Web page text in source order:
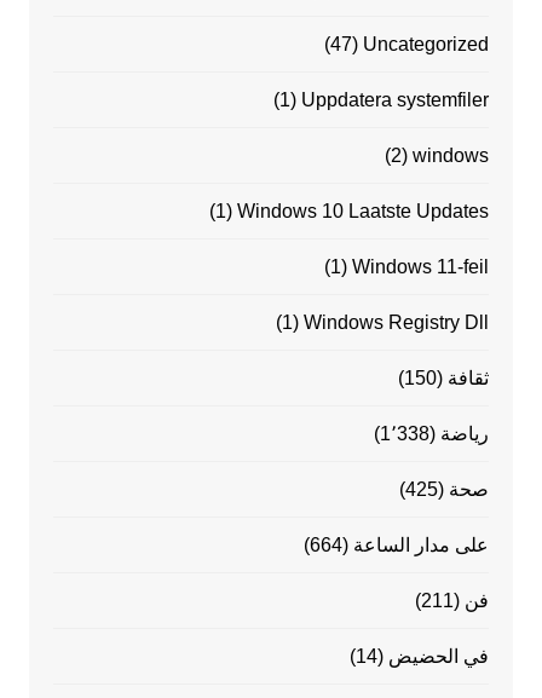
Uncategorized
(47)
Uppdatera systemfiler
(1)
windows
(2)
Windows 10 Laatste Updates
(1)
Windows 11-feil
(1)
Windows Registry Dll
(1)
ثقافة (150)
رياضة (1٬338)
صحة (425)
على مدار الساعة (664)
فن (211)
في الحضيض (14)